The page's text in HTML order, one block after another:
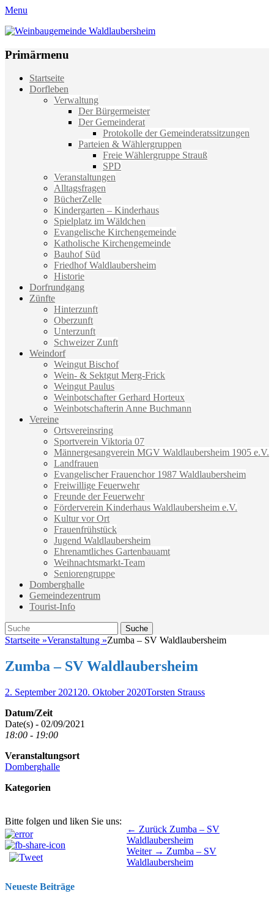
Menu
Weinbaugemeinde Waldlaubersheim
Primärmenu
Weiter
zum
Startseite
Dorfleben
Verwaltung
Der Bürgermeister
Der Gemeinderat
Protokolle der Gemeinderatssitzungen
Parteien & Wählergruppen
Freie Wählergruppe Strauß
SPD
Veranstaltungen
Alltagsfragen
BücherZelle
Kindergarten – Kinderhaus
Spielplatz im Wäldchen
Evangelische Kirchengemeinde
Katholische Kirchengemeinde
Bauhof Süd
Friedhof Waldlaubersheim
Historie
Dorfrundgang
Zünfte
Hinterzunft
Oberzunft
Unterzunft
Schweizer Zunft
Weindorf
Weingut Bischof
Wein- & Sektgut Merg-Frick
Weingut Paulus
Weinbotschafter Gerhard Horteux
Weinbotschafterin Anne Buchmann
Vereine
Ortsvereinsring
Sportverein Viktoria 07
Männergesangverein MGV Waldlaubersheim 1905 e.V.
Landfrauen
Evangelischer Frauenchor 1987 Waldlaubersheim
Freiwillige Feuerwehr
Freunde der Feuerwehr
Förderverein Kinderhaus Waldlaubersheim e.V.
Kultur vor Ort
Frauenfrühstück
Jugend Waldlaubersheim
Ehrenamtliches Gartenbauamt
Weihnachtsmarkt-Team
Seniorengruppe
Domberghalle
Gemeindezentrum
Tourist-Info
Suche
Suche
nach:
Startseite »Veranstaltung »Zumba – SV Waldlaubersheim
Zumba – SV Waldlaubersheim
Veröffentlicht
2. September 2021 20. Oktober 2020Autor
Torsten Strauss
Datum/Zeit
Date(s) - 02/09/2021
18:00 - 19:00
Veranstaltungsort
Domberghalle
Kategorien
Bitte folgen und liken Sie uns:
Beitragsnavigation ← Zurück Vorhergehender
Beitrag:
Zumba – SV
Waldlaubersheim
Weiter → Nächster
Beitrag:
Zumba – SV
Waldlaubersheim
Neueste Beiträge